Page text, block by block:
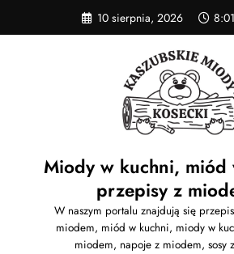
content
10 sierpnia, 2026
Miody w kuchni, miód
przepisy z
W naszym portalu znajdują się
miodem, miód w kuchni, miody w
miodem, napoje z miodem, sosy